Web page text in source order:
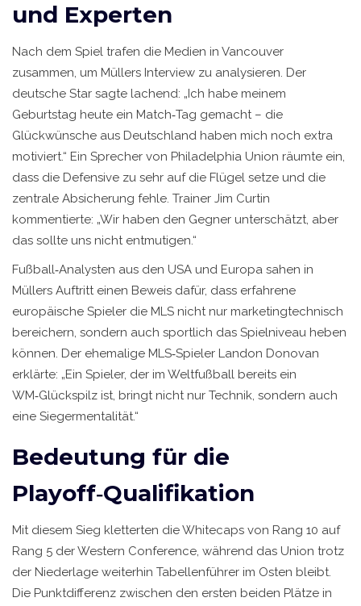
und Experten
Nach dem Spiel trafen die Medien in Vancouver
zusammen, um Müllers Interview zu analysieren. Der
deutsche Star sagte lachend: „Ich habe meinem
Geburtstag heute ein Match‑Tag gemacht – die
Glückwünsche aus Deutschland haben mich noch extra
motiviert.“ Ein Sprecher von Philadelphia Union räumte ein,
dass die Defensive zu sehr auf die Flügel setze und die
zentrale Absicherung fehle. Trainer Jim Curtin
kommentierte: „Wir haben den Gegner unterschätzt, aber
das sollte uns nicht entmutigen.“
Fußball‑Analysten aus den USA und Europa sahen in
Müllers Auftritt einen Beweis dafür, dass erfahrene
europäische Spieler die MLS nicht nur marketingtechnisch
bereichern, sondern auch sportlich das Spielniveau heben
können. Der ehemalige MLS‑Spieler Landon Donovan
erklärte: „Ein Spieler, der im Weltfußball bereits ein
WM‑Glückspilz ist, bringt nicht nur Technik, sondern auch
eine Siegermentalität.“
Bedeutung für die
Playoff‑Qualifikation
Mit diesem Sieg kletterten die Whitecaps von Rang 10 auf
Rang 5 der Western Conference, während das Union trotz
der Niederlage weiterhin Tabellenführer im Osten bleibt.
Die Punktdifferenz zwischen den ersten beiden Plätze in